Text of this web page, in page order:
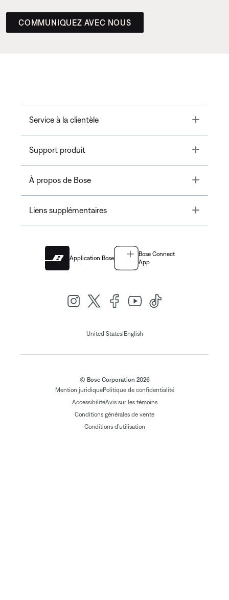
COMMUNIQUEZ AVEC NOUS
Service à la clientèle Toggle
Support produit Toggle
À propos de Bose Toggle
Liens supplémentaires Toggle
Application Bose
Bose Connect
App
United States| English
© Bose Corporation 2026
Mention juridiquePolitique de confidentialité
AccessibilitéAvis sur les témoins
Conditions générales de vente
Conditions d'utilisation